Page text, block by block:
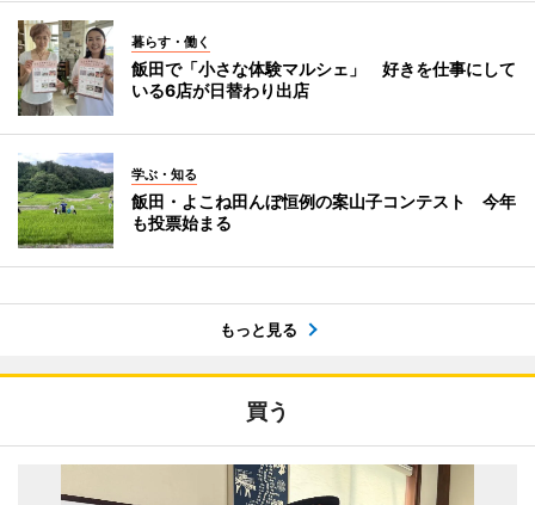
暮らす・働く
飯田で「小さな体験マルシェ」 好きを仕事にして
いる6店が日替わり出店
学ぶ・知る
飯田・よこね田んぼ恒例の案山子コンテスト 今年
も投票始まる
もっと見る
買う